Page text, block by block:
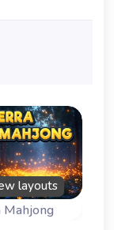
Mahjong
layouts